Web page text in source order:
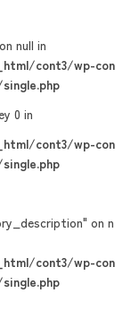
null in
cont3/wp-con
0 in
cont3/wp-con
on n
cont3/wp-con